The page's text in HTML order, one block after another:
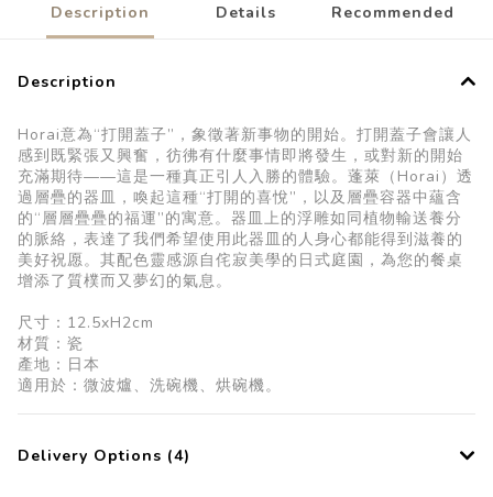
Description Details Recommended
Description
Horai意為“打開蓋子”，象徵著新事物的開始。打開蓋子會讓人
感到既緊張又興奮，彷彿有什麼事情即將發生，或對新的開始
充滿期待——這是一種真正引人入勝的體驗。蓬萊（Horai）透
過層疊的器皿，喚起這種“打開的喜悅”，以及層疊容器中蘊含
的“層層疊疊的福運”的寓意。器皿上的浮雕如同植物輸送養分
的脈絡，表達了我們希望使用此器皿的人身心都能得到滋養的
美好祝愿。其配色靈感源自侘寂美學的日式庭園，為您的餐桌
增添了質樸而又夢幻的氣息。
尺寸：12.5xH2cm
材質：瓷
產地：日本
適用於：微波爐、洗碗機、烘碗機。
Delivery Options (4)